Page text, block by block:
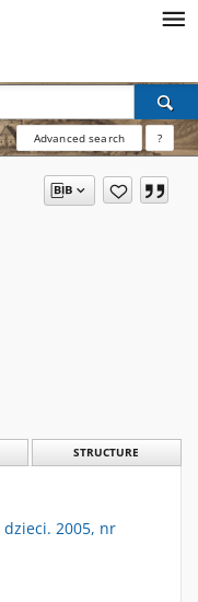
Advanced search ?
STRUCTURE
2005, nr